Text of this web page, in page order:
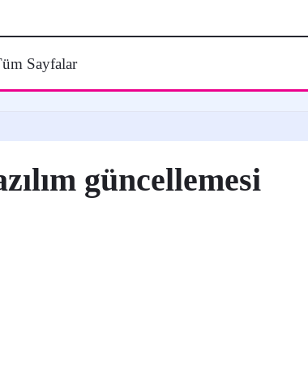
Sayfalar
güncellemesi